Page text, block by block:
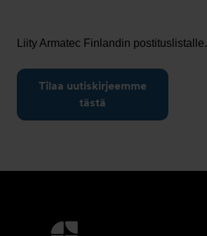
Liity Armatec Finlandin postituslistalle.
Tilaa uutiskirjeemme
tästä
Lisätietoja